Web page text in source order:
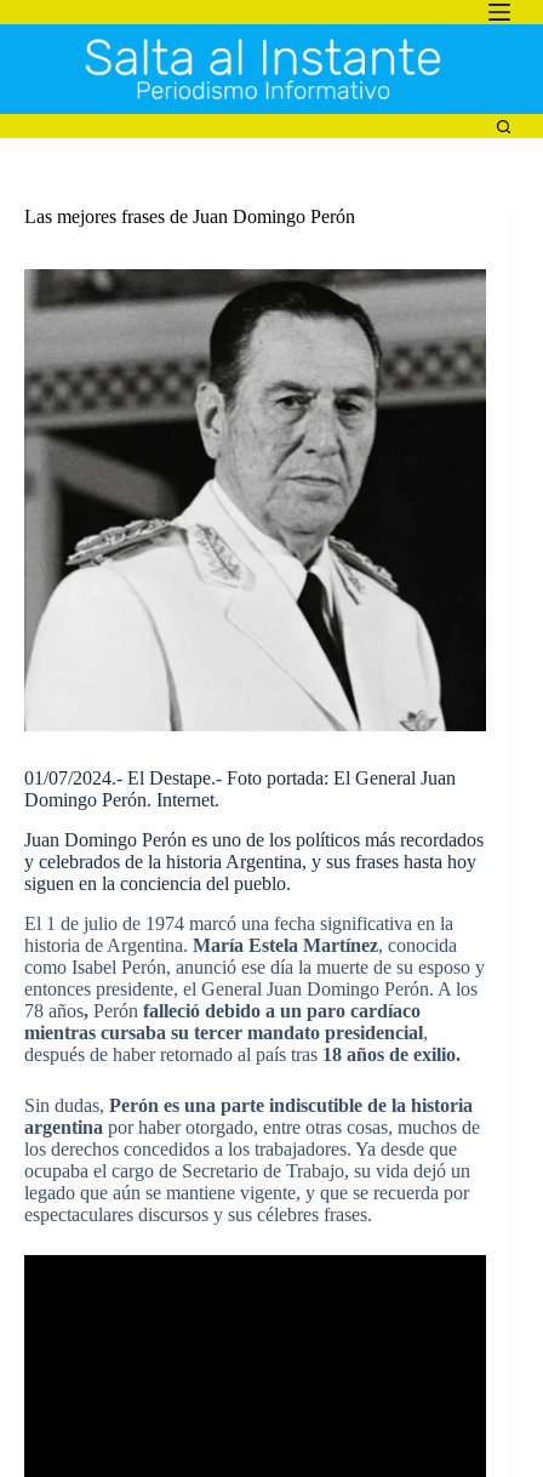
al
Las mejores frases de Juan Domingo Perón
01/07/2024.- El Destape.- Foto portada: El General Juan
Domingo Perón. Internet.
Juan Domingo Perón es uno de los políticos más recordados
y celebrados de la historia Argentina, y sus frases hasta hoy
siguen en la conciencia del pueblo.
El 1 de julio de 1974 marcó una fecha significativa en la
historia de Argentina. María Estela Martínez, conocida
como Isabel Perón, anunció ese día la muerte de su esposo y
entonces presidente, el General Juan Domingo Perón. A los
78 años, Perón falleció debido a un paro cardíaco
mientras cursaba su tercer mandato presidencial,
después de haber retornado al país tras 18 años de exilio.
Sin dudas, Perón es una parte indiscutible de la historia
argentina por haber otorgado, entre otras cosas, muchos de
los derechos concedidos a los trabajadores. Ya desde que
ocupaba el cargo de Secretario de Trabajo, su vida dejó un
legado que aún se mantiene vigente, y que se recuerda por
espectaculares discursos y sus célebres frases.